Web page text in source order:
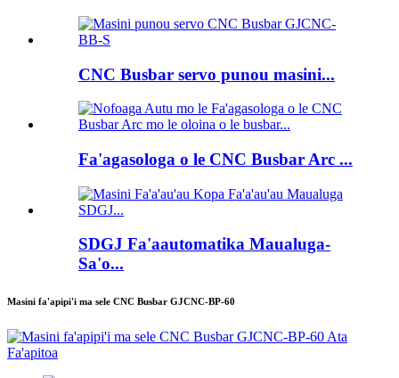
CNC Busbar servo punou masini...
Fa'agasologa o le CNC Busbar Arc ...
SDGJ Fa'aautomatika Maualuga-
Sa'o...
Masini fa'apipi'i ma sele CNC Busbar GJCNC-BP-60